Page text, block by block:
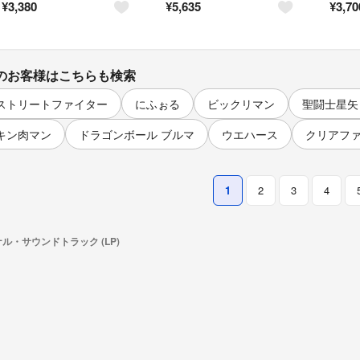
¥3,380 ¥5,635 ¥
お客様はこちらも検索
トリートファイター にふぉる ビックリマン
聖闘士星
ン肉マン
ドラゴンボール ブルマ ウエハース クリアフ
1 2 3 4
・サウンドトラック (LP)